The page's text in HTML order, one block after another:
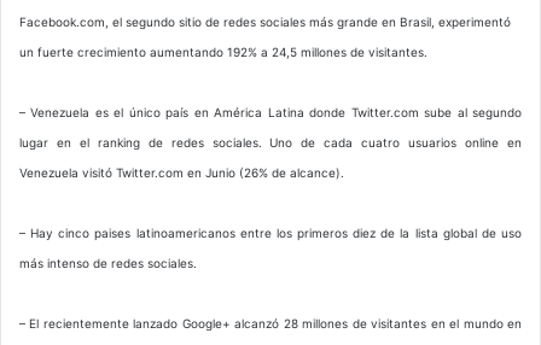
Facebook.com, el segundo sitio de redes sociales más grande en Brasil, experimentó
un fuerte crecimiento aumentando 192% a 24,5 millones de visitantes.
– Venezuela es el único país en América Latina donde Twitter.com sube al segundo
lugar en el ranking de redes sociales. Uno de cada cuatro usuarios online en
Venezuela visitó Twitter.com en Junio (26% de alcance).
– Hay cinco paises latinoamericanos entre los primeros diez de la lista global de uso
más intenso de redes sociales.
– El recientemente lanzado Google+ alcanzó 28 millones de visitantes en el mundo en